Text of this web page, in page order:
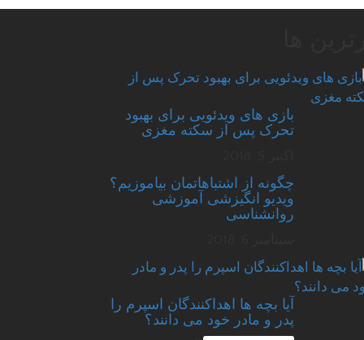
بازی های ویدئویی برای بهبود
تحرک پس از سکته مغزی
چگونه از اشتباهاتمان بیاموزیم؟
ویدیو انگیزشی آموزشی
روانشناسی
آیا بچه ها اهداکنندگان اسپرم را
پدر و مادر خود می دانند؟